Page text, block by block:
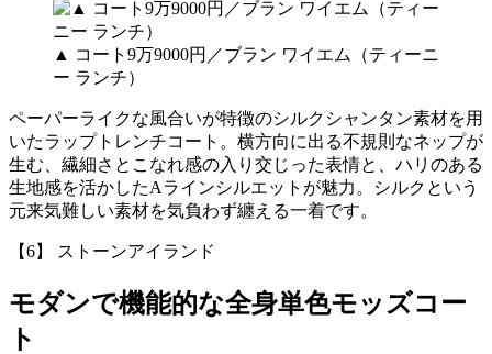
▲ コート9万9000円／ブラン ワイエム（ティーニ
ー ランチ）
ペーパーライクな風合いが特徴のシルクシャンタン素材を用
いたラップトレンチコート。横方向に出る不規則なネップが
生む、繊細さとこなれ感の入り交じった表情と、ハリのある
生地感を活かしたAラインシルエットが魅力。シルクという
元来気難しい素材を気負わず纏える一着です。
【6】 ストーンアイランド
モダンで機能的な全身単色モッズコー
ト